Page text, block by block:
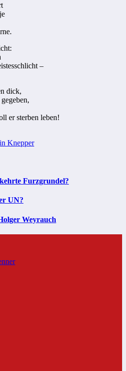
–
dick,
ersterben leben!
Knepper
Furzgrundel?
UN?
Weyrauch